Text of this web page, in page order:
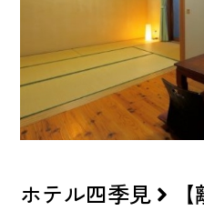
ホテル四季見